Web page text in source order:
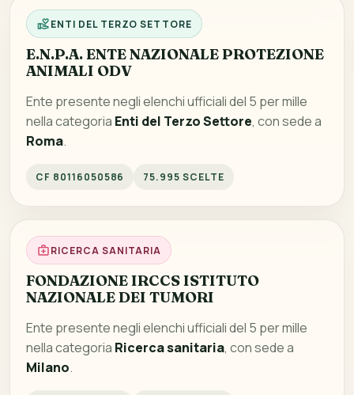
ENTI DEL TERZO SETTORE
E.N.P.A. ENTE NAZIONALE PROTEZIONE
ANIMALI ODV
Ente presente negli elenchi ufficiali del 5 per mille
nella categoria Enti del Terzo Settore, con sede a
Roma.
CF 80116050586 75.995 SCELTE
RICERCA SANITARIA
FONDAZIONE IRCCS ISTITUTO
NAZIONALE DEI TUMORI
Ente presente negli elenchi ufficiali del 5 per mille
nella categoria Ricerca sanitaria, con sede a
Milano.